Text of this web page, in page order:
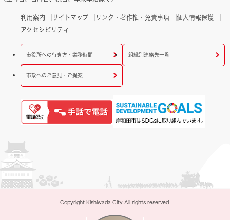
利用案内 サイトマップ リンク・著作権・免責事項
個人情報保護
アクセシビリティ
市役所への行き方・業務時間 組織別連絡先一覧
市政へのご意見・ご提案
Copyright Kishiwada City All rights reserved.